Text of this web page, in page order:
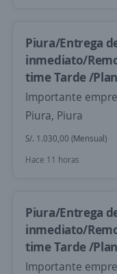
Piura/Entrega
inmediato/
time Tarde /
Importante
Piura, Piura
S/. 1.030,00 (Mensual)
Hace 11 horas
Piura/Entrega
inmediato/
time Tarde /
Importante